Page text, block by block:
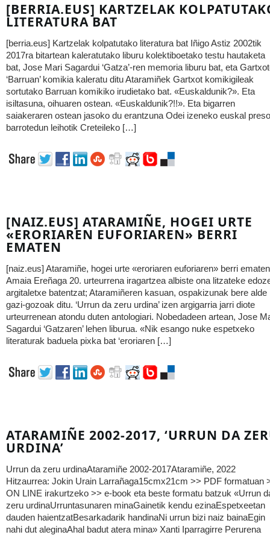
[BERRIA.EUS] KARTZELAK
LITERATURA BAT
[berria.eus] Kartzelak kolpatutako literatura bat Iñigo Astiz 2002tik
2017ra bitartean kaleratutako liburu kolektiboetako testu hautaketa
bat, Jose Mari Sagardui ‘Gatza’-ren memoria liburu bat, eta
‘Barruan’ komikia kaleratu ditu Ataramiñek Gartxot komikigileak
sortutako Barruan komikiko irudietako bat. «Euskaldunik?». Eta
isiltasuna, oihuaren ostean. «Euskaldunik?!!». Eta bigarren
saiakeraren ostean jasoko du erantzuna Odei izeneko euskal
barrotedun leihotik Creteileko […]
[NAIZ.EUS] ATARAMIÑE, HOGEI URTE
«ERORIAREN EUFORIAREN» BERRI
EMATEN
[naiz.eus] Ataramiñe, hogei urte «eroriaren euforiaren» berri ematen
Amaia Ereñaga 20. urteurrena iragartzea albiste ona litzateke
argitaletxe batentzat; Ataramiñeren kasuan, ospakizunak bere alde
gazi-gozoak ditu. ‘Urrun da zeru urdina’ izen argigarria jarri diote
urteurrenean atondu duten antologiari. Nobedadeen artean, Jose
Sagardui ‘Gatzaren’ lehen liburua. «Nik esango nuke espetxeko
literaturak baduela pixka bat ‘eroriaren […]
ATARAMIÑE 2002-2017, ‘URRUN DA
URDINA’
Urrun da zeru urdinaAtaramiñe 2002-2017Ataramiñe, 2022
Hitzaurrea: Jokin Urain Larrañaga15cmx21cm >> PDF formatuan
ON LINE irakurtzeko >> e-book eta beste formatu batzuk «Urrun
zeru urdinaUrruntasunaren minaGainetik kendu ezinaEspetxeetan
dauden haientzatBesarkadarik handinaNi urrun bizi naiz bainaEgin
nahi dut aleginaAhal badut atera mina» Xanti Iparragirre Perurena